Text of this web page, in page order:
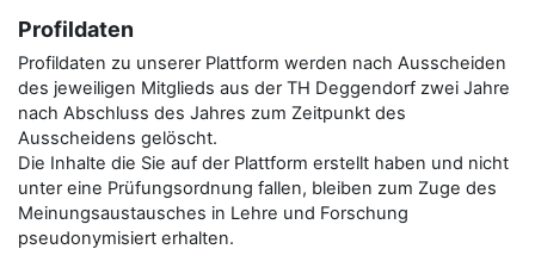
Profildaten
Profildaten zu unserer Plattform werden nach Ausscheiden
des jeweiligen Mitglieds aus der TH Deggendorf zwei Jahre
nach Abschluss des Jahres zum Zeitpunkt des
Ausscheidens gelöscht.
Die Inhalte die Sie auf der Plattform erstellt haben und nicht
unter eine Prüfungsordnung fallen, bleiben zum Zuge des
Meinungsaustausches in Lehre und Forschung
pseudonymisiert erhalten.